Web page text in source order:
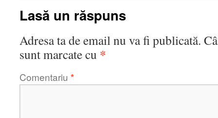
Lasă un răspuns
Adresa ta de email nu va fi publicată.
sunt marcate cu *
Comentariu *